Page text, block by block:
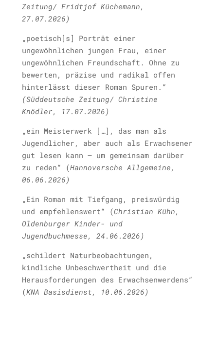
Zeitung/ Fridtjof Küchemann,
27.07.2026)
„poetisch[s] Porträt einer
ungewöhnlichen jungen Frau, einer
ungewöhnlichen Freundschaft. Ohne zu
bewerten, präzise und radikal offen
hinterlässt dieser Roman Spuren.“
(Süddeutsche Zeitung/ Christine
Knödler, 17.07.2026)
„ein Meisterwerk […], das man als
Jugendlicher, aber auch als Erwachsener
gut lesen kann – um gemeinsam darüber
zu reden“ (Hannoversche Allgemeine,
06.06.2026)
„Ein Roman mit Tiefgang, preiswürdig
und empfehlenswert“ (Christian Kühn,
Oldenburger Kinder- und
Jugendbuchmesse, 24.06.2026)
„schildert Naturbeobachtungen,
kindliche Unbeschwertheit und die
Herausforderungen des Erwachsenwerdens“
(KNA Basisdienst, 10.06.2026)